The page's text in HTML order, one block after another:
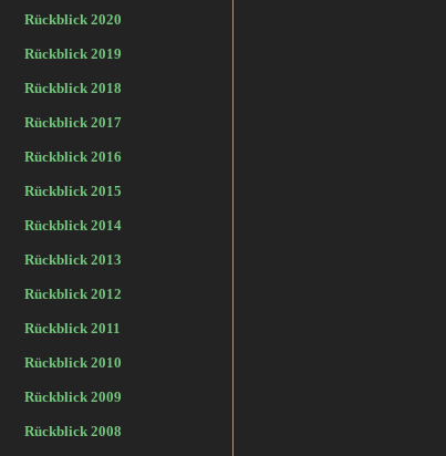
Rückblick 2020
Rückblick 2019
Rückblick 2018
Rückblick 2017
Rückblick 2016
Rückblick 2015
Rückblick 2014
Rückblick 2013
Rückblick 2012
Rückblick 2011
Rückblick 2010
Rückblick 2009
Rückblick 2008